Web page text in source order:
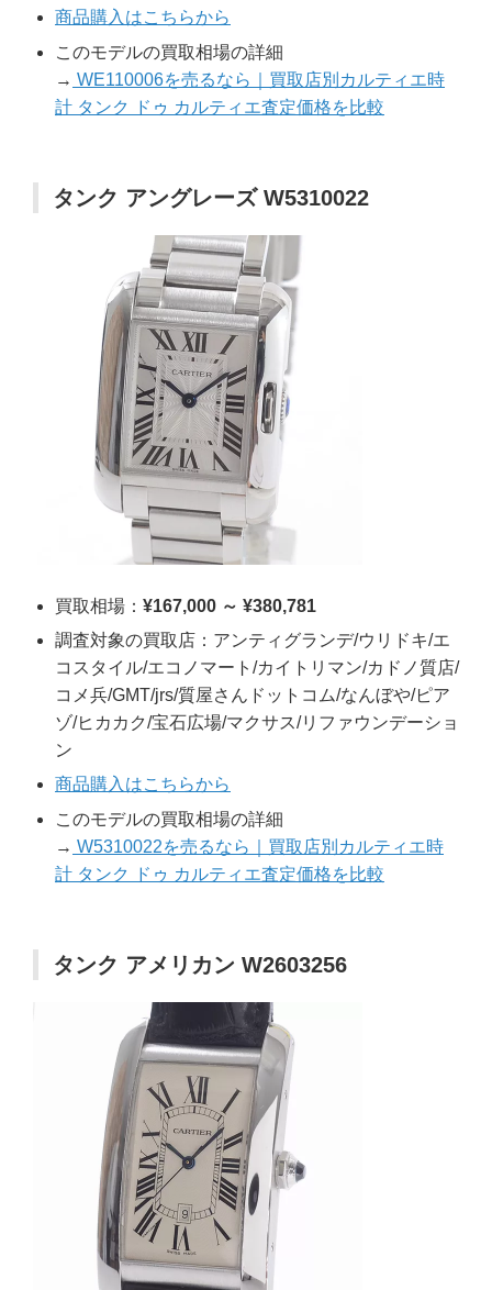
商品購入はこちらから
このモデルの買取相場の詳細
→ WE110006を売るなら｜買取店別カルティエ時
計 タンク ドゥ カルティエ査定価格を比較
タンク アングレーズ W5310022
買取相場： ¥167,000 ～ ¥380,781
調査対象の買取店：アンティグランデ/ウリドキ/エ
コスタイル/エコノマート/カイトリマン/カドノ質店/
コメ兵/GMT/jrs/質屋さんドットコム/なんぼや/ピア
ゾ/ヒカカク/宝石広場/マクサス/リファウンデーショ
ン
商品購入はこちらから
このモデルの買取相場の詳細
→ W5310022を売るなら｜買取店別カルティエ時
計 タンク ドゥ カルティエ査定価格を比較
タンク アメリカン W2603256